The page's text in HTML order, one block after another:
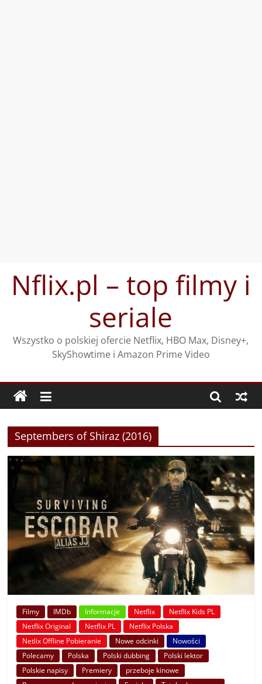
treściNflix.pl – top filmy i
seriale
Wszystko o polskiej ofercie Netflix, HBO Max, Disney+,
SkyShowtime i Amazon Prime Video
Septembers of Shiraz (2016)
Filmy IMDb Informacje Netflix
Netflix Kids PL
Netflix Original
Netflix PL
Netflix Polska
Netlix Offline Pobieranie
Nowe odcinki
Nowości
Polecamy
Polska Polski dubbing
Polski lektor
Polskie napisy
Premiery
przeboje kinowe